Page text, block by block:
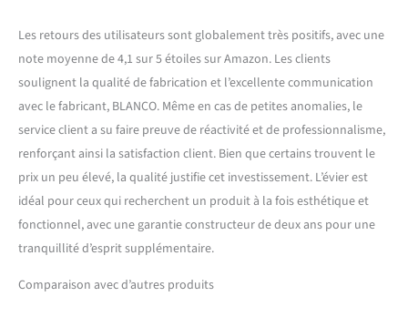
Les retours des utilisateurs sont globalement très positifs, avec une
note moyenne de 4,1 sur 5 étoiles sur Amazon. Les clients
soulignent la qualité de fabrication et l’excellente communication
avec le fabricant, BLANCO. Même en cas de petites anomalies, le
service client a su faire preuve de réactivité et de professionnalisme,
renforçant ainsi la satisfaction client. Bien que certains trouvent le
prix un peu élevé, la qualité justifie cet investissement. L’évier est
idéal pour ceux qui recherchent un produit à la fois esthétique et
fonctionnel, avec une garantie constructeur de deux ans pour une
tranquillité d’esprit supplémentaire.
Comparaison avec d’autres produits